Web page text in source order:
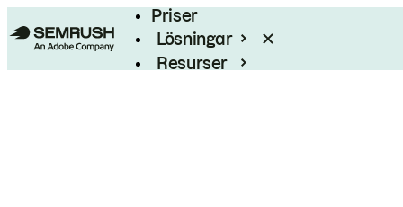
Priser
Lösningar
Resurser